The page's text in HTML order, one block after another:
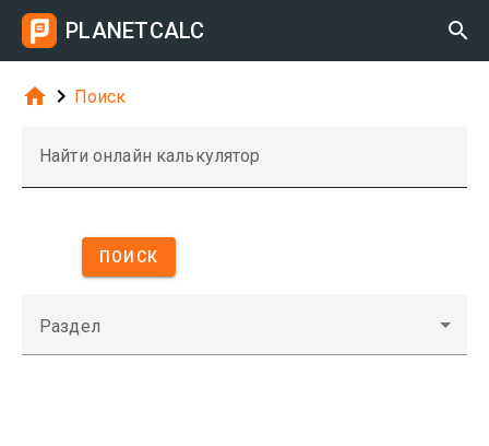
PLANETCALC 
  Поиск
Найти онлайн калькулятор
ПОИСК
Раздел